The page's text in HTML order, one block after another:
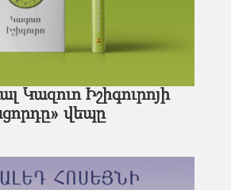
Կազուո Իշիգուրոյի
վեպը